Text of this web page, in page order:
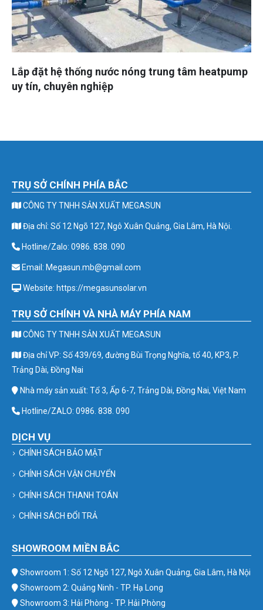
Lắp đặt hệ thống nước nóng trung tâm heatpump
uy tín, chuyên nghiệp
TRỤ SỞ CHÍNH PHÍA BẮC
CÔNG TY TNHH SẢN XUẤT MEGASUN
Địa chỉ: Số 12 Ngõ 127, Ngô Xuân Quảng, Gia Lâm, Hà Nội.
Hotline/Zalo: 0986. 838. 090
Email: Megasun.mb@gmail.com
Website: https://megasunsolar.vn
TRỤ SỞ CHÍNH VÀ NHÀ MÁY PHÍA NAM
CÔNG TY TNHH SẢN XUẤT MEGASUN
Địa chỉ VP: Số 439/69, đường Bùi Trọng Nghĩa, tổ 40, KP3, P.
Trảng Dài, Đồng Nai
Nhà máy sản xuất: Tổ 3, Ấp 6-7, Trảng Dài, Đồng Nai, Việt Nam
Hotline/ZALO: 0986. 838. 090
DỊCH VỤ
CHÍNH SÁCH BẢO MẬT
CHÍNH SÁCH VẬN CHUYỂN
CHÍNH SÁCH THANH TOÁN
CHÍNH SÁCH ĐỔI TRẢ
SHOWROOM MIỀN BẮC
Showroom 1: Số 12 Ngõ 127, Ngô Xuân Quảng, Gia Lâm, Hà Nội
Showroom 2: Quảng Ninh - TP. Hạ Long
Showroom 3: Hải Phòng - TP. Hải Phòng